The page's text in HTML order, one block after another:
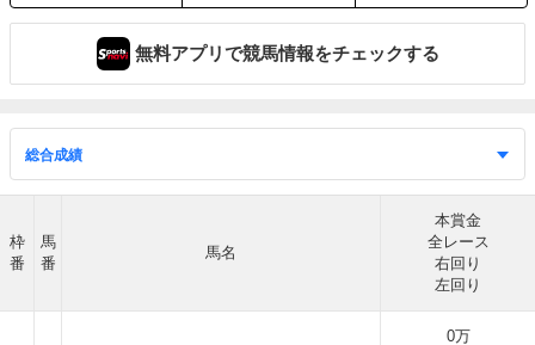
無料アプリで競馬情報をチェックする
枠
番
馬
番
馬名
本賞金
全レース
右回り
左回り
0万